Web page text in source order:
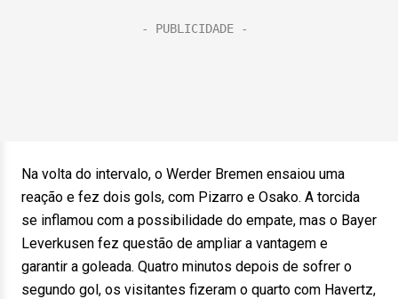
Na volta do intervalo, o Werder Bremen ensaiou uma
reação e fez dois gols, com Pizarro e Osako. A torcida
se inflamou com a possibilidade do empate, mas o Bayer
Leverkusen fez questão de ampliar a vantagem e
garantir a goleada. Quatro minutos depois de sofrer o
segundo gol, os visitantes fizeram o quarto com Havertz,